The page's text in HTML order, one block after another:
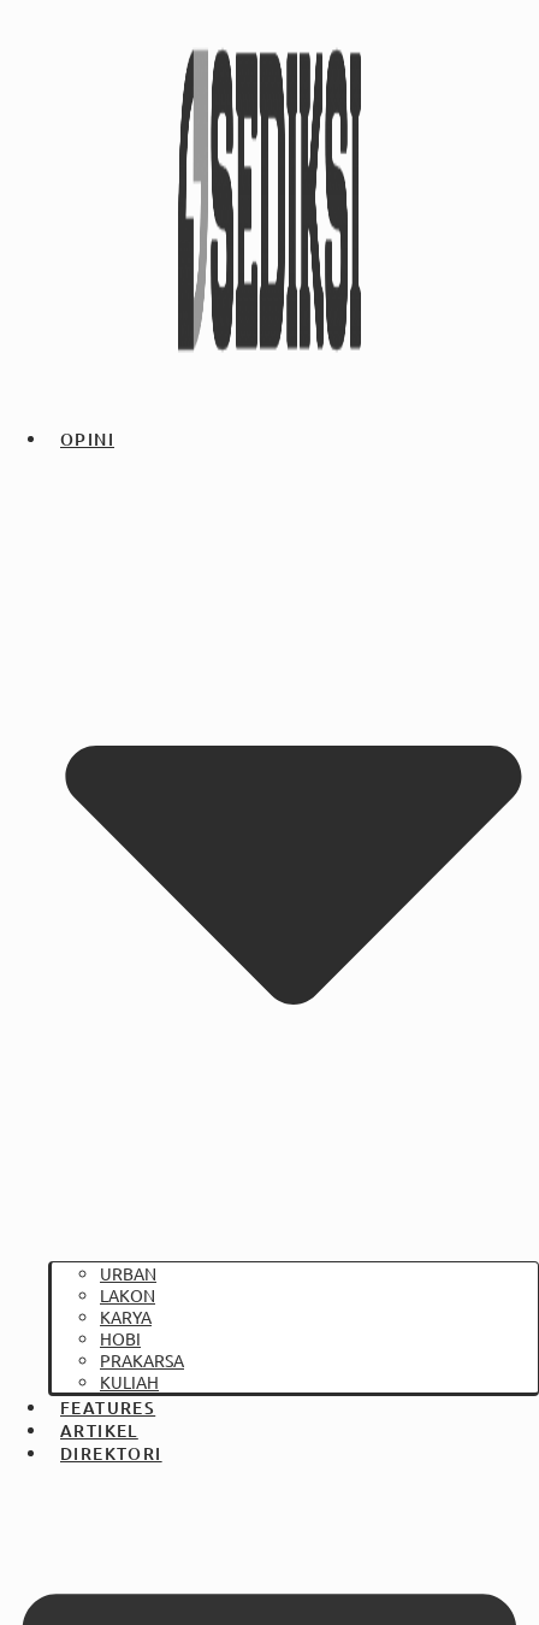
OPINI
URBAN
LAKON
KARYA
HOBI
PRAKARSA
KULIAH
FEATURES
ARTIKEL
DIREKTORI